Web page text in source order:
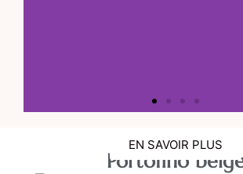
DECOUVREZ
COLLECTION
Portofino
EN SAVOIR PLUS